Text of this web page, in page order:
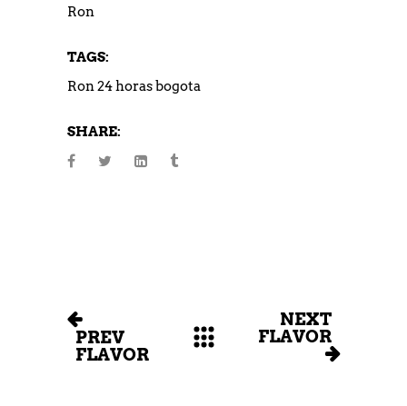
Ron
TAGS:
Ron 24 horas bogota
SHARE:
PREV
FLAVOR
NEXT
FLAVOR